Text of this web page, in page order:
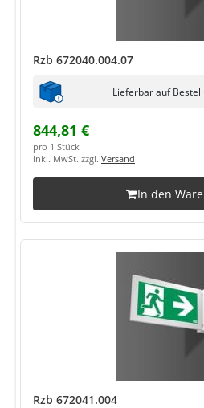
Rzb 672040.004.07
Lieferbar auf
844,81 €
pro 1 Stück
inkl. MwSt. zzgl. Versand
In den
Rzb 672041.004